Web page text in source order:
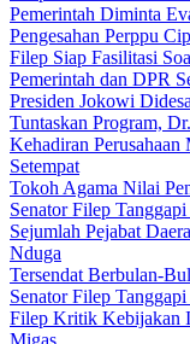
Pemerintah Diminta
Pengesahan Perppu
Filep Siap Fasilitasi
Pemerintah dan DPR
Presiden Jokowi
Tuntaskan Program,
Kehadiran
Setempat
Tokoh Agama Nilai
Senator Filep
Sejumlah Pejabat
Nduga
Tersendat Berbulan-
Senator Filep
Filep Kritik Kebijakan
Migas